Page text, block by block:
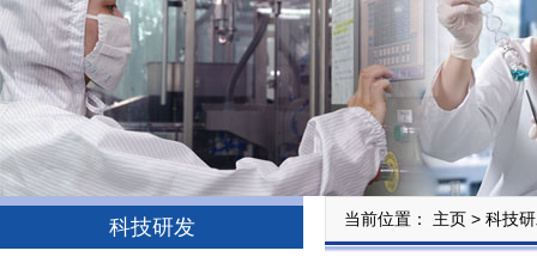
科技研发 当前位置： 主页 > 科技